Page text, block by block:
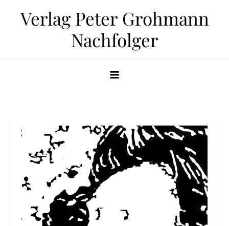
Verlag Peter Grohmann
Nachfolger